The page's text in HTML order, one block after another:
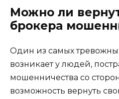
Можно ли
брокера
Один из самых
возникает у людей,
мошенничества со
возможность вернуть